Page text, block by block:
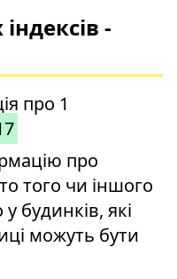
-
про 1
про
того чи іншого
будинків, які
можуть бути